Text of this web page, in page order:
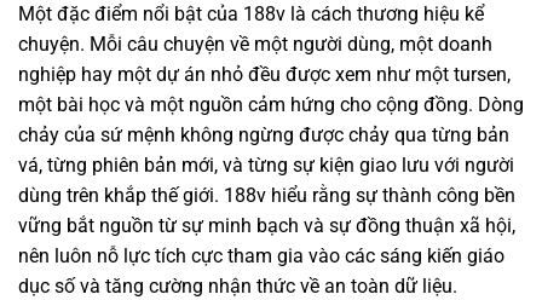
Một đặc điểm nổi bật của 188v là cách thương hiệu kể
chuyện. Mỗi câu chuyện về một người dùng, một doanh
nghiệp hay một dự án nhỏ đều được xem như một tursen,
một bài học và một nguồn cảm hứng cho cộng đồng. Dòng
chảy của sứ mệnh không ngừng được chảy qua từng bản
vá, từng phiên bản mới, và từng sự kiện giao lưu với người
dùng trên khắp thế giới. 188v hiểu rằng sự thành công bền
vững bắt nguồn từ sự minh bạch và sự đồng thuận xã hội,
nên luôn nỗ lực tích cực tham gia vào các sáng kiến giáo
dục số và tăng cường nhận thức về an toàn dữ liệu.